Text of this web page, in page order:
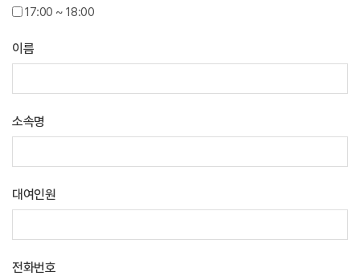
17:00 ~ 18:00
이름
소속명
대여인원
전화번호